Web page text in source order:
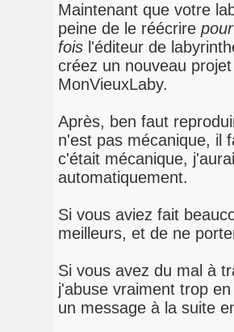
Maintenant que votre
peine de le réécrire pour
fois l'éditeur de
créez un nouveau
MonVieuxLaby.
Après, ben faut
n'est pas mécanique, il
c'était mécanique,
automatiquement.
Si vous aviez fait
meilleurs, et de ne
Si vous avez du mal à
j'abuse vraiment trop
un message à la suite